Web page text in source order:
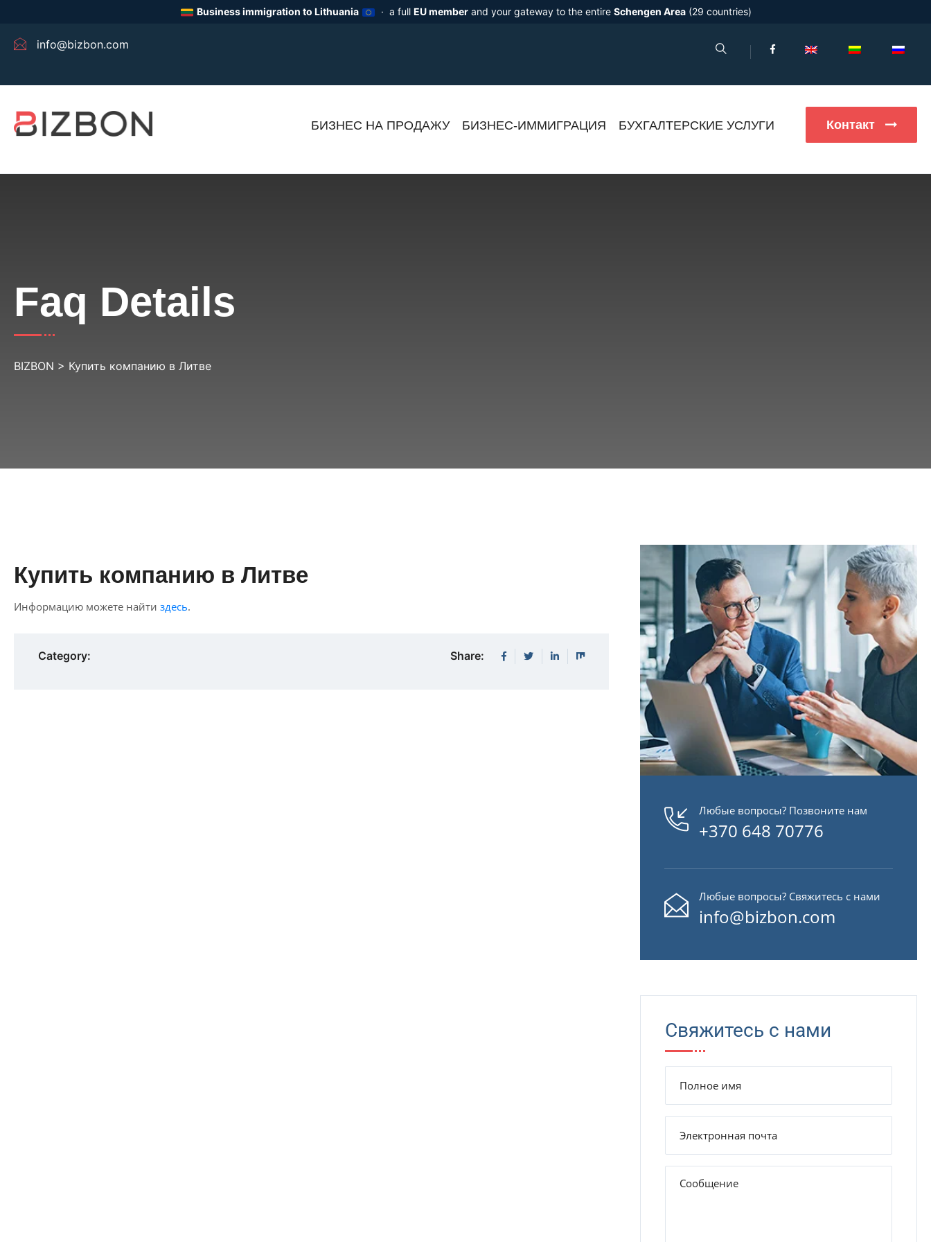
Business immigration to Lithuania · a full EU memberand your gateway to the entire Schengen Area(29 countries)
info@bizbon.com
БИЗНЕС НА ПРОДАЖУ БИЗНЕС-ИММИГРАЦИЯ БУХГАЛТЕРСКИЕ УСЛУГИ Контакт
Faq Details
BIZBON > Купить компанию в Литве
Купить компанию в Литве
Информацию можете найти здесь.
Category: Share:
Любые вопросы? Позвоните нам
+370 648 70776
Любые вопросы? Свяжитесь с нами
info@bizbon.com
Свяжитесь с нами